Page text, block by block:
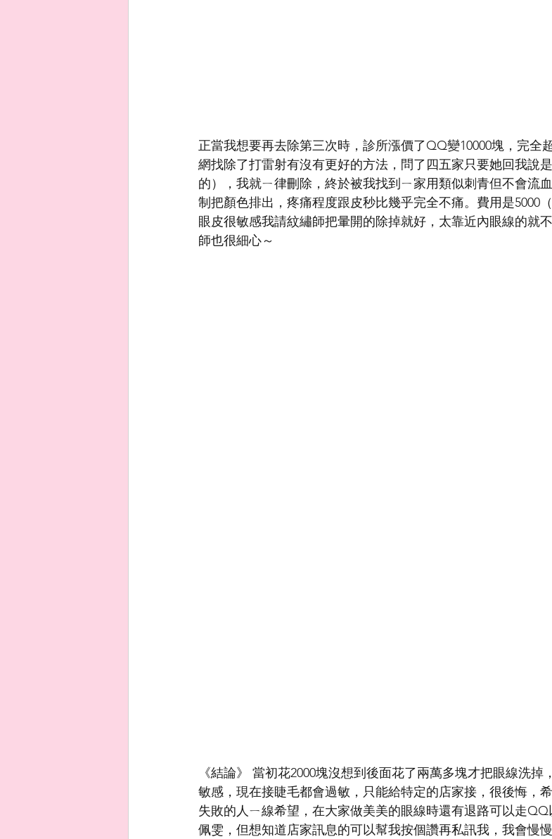
正當我想要再去除第三次時，診所漲價了QQ變10000塊，完全
網找除了打雷射有沒有更好的方法，問了四五家只要她回我說
的），我就ㄧ律刪除，終於被我找到ㄧ家用類似刺青但不會流
制把顏色排出，疼痛程度跟皮秒比幾乎完全不痛。費用是5000
眼皮很敏感我請紋繡師把暈開的除掉就好，太靠近內眼線的就
師也很細心～
《結論》 當初花2000塊沒想到後面花了兩萬多塊才把眼線洗
敏感，現在接睫毛都會過敏，只能給特定的店家接，很後悔，
失敗的人ㄧ線希望，在大家做美美的眼線時還有退路可以走
佩雯，但想知道店家訊息的可以幫我按個讚再私訊我，我會慢